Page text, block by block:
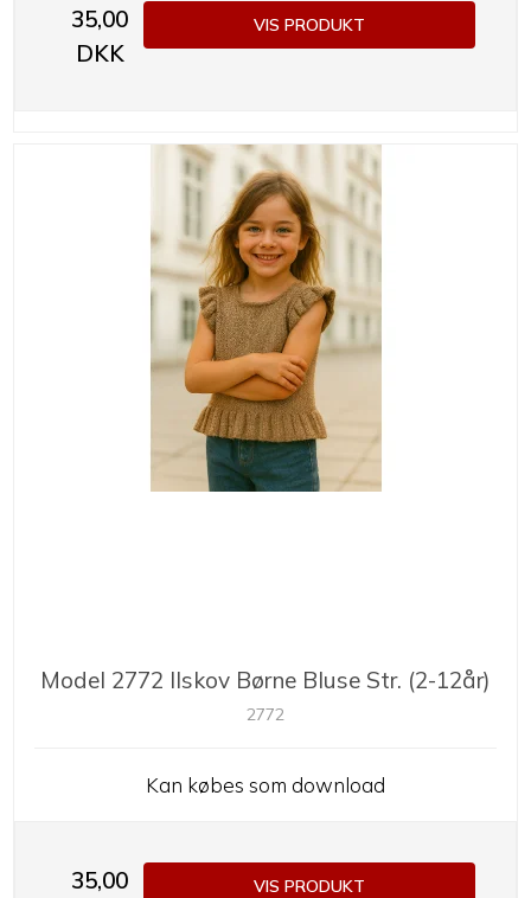
35,00
DKK
VIS PRODUKT
Model 2772 Ilskov Børne Bluse Str. (2-12år)
2772
Kan købes som download
35,00
VIS PRODUKT